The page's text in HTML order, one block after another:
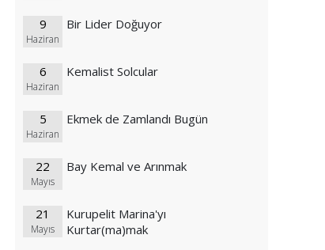
9
Haziran
Bir Lider Doğuyor
6
Haziran
Kemalist Solcular
5
Haziran
Ekmek de Zamlandı Bugün
22
Mayıs
Bay Kemal ve Arınmak
21
Mayıs
Kurupelit Marina'yı
Kurtar(ma)mak